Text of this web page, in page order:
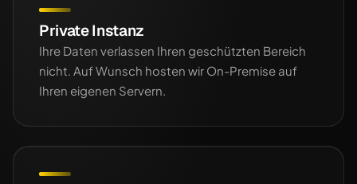
Private Instanz
Ihre Daten verlassen Ihren geschützten Bereich
nicht. Auf Wunsch hosten wir On-Premise auf
Ihren eigenen Servern.